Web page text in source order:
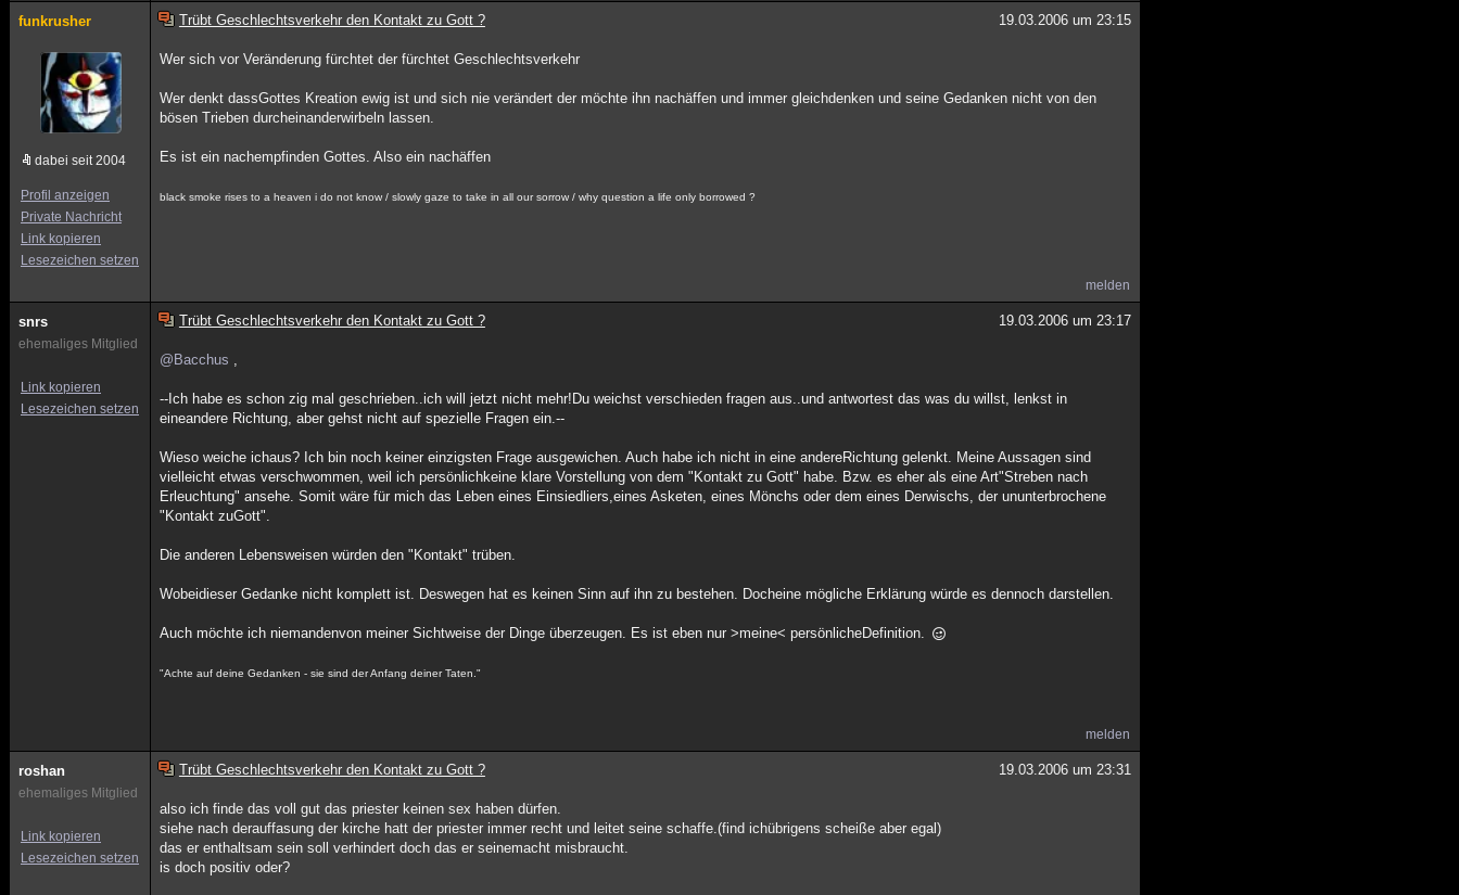
funkrusher
dabei seit 2004
Profil anzeigen
Private Nachricht
Link kopieren
Lesezeichen setzen
Trübt Geschlechtsverkehr den Kontakt zu Gott ? 19.03.2006 um 23:15
Wer sich vor Veränderung fürchtet der fürchtet Geschlechtsverkehr
Wer denkt dassGottes Kreation ewig ist und sich nie verändert der möchte ihn nachäffen und immer gleichdenken und seine Gedanken nicht von den
bösen Trieben durcheinanderwirbeln lassen.
Es ist ein nachempfinden Gottes. Also ein nachäffen
black smoke rises to a heaven i do not know / slowly gaze to take in all our sorrow / why question a life only borrowed ?
melden
snrs
ehemaliges Mitglied
Link kopieren
Lesezeichen setzen
Trübt Geschlechtsverkehr den Kontakt zu Gott ? 19.03.2006 um 23:17
@Bacchus ,
--Ich habe es schon zig mal geschrieben..ich will jetzt nicht mehr!Du weichst verschieden fragen aus..und antwortest das was du willst, lenkst in
eineandere Richtung, aber gehst nicht auf spezielle Fragen ein.--
Wieso weiche ichaus? Ich bin noch keiner einzigsten Frage ausgewichen. Auch habe ich nicht in eine andereRichtung gelenkt. Meine Aussagen sind
vielleicht etwas verschwommen, weil ich persönlichkeine klare Vorstellung von dem "Kontakt zu Gott" habe. Bzw. es eher als eine Art"Streben nach
Erleuchtung" ansehe. Somit wäre für mich das Leben eines Einsiedliers,eines Asketen, eines Mönchs oder dem eines Derwischs, der ununterbrochene
"Kontakt zuGott".
Die anderen Lebensweisen würden den "Kontakt" trüben.
Wobeidieser Gedanke nicht komplett ist. Deswegen hat es keinen Sinn auf ihn zu bestehen. Docheine mögliche Erklärung würde es dennoch darstellen.
Auch möchte ich niemandenvon meiner Sichtweise der Dinge überzeugen. Es ist eben nur >meine< persönlicheDefinition.
"Achte auf deine Gedanken - sie sind der Anfang deiner Taten."
melden
roshan
ehemaliges Mitglied
Link kopieren
Lesezeichen setzen
Trübt Geschlechtsverkehr den Kontakt zu Gott ? 19.03.2006 um 23:31
also ich finde das voll gut das priester keinen sex haben dürfen.
siehe nach derauffasung der kirche hatt der priester immer recht und leitet seine schaffe.(find ichübrigens scheiße aber egal)
das er enthaltsam sein soll verhindert doch das er seinemacht misbraucht.
is doch positiv oder?